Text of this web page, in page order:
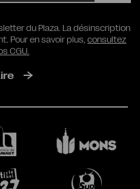
RGPDdu Plaza. La désinscription
Pour en savoir plus,consultez
CGU.